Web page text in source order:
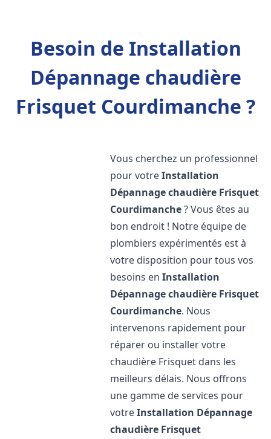
Besoin de Installation
Dépannage chaudière
Frisquet Courdimanche ?
Vous cherchez un professionnel
pour votreInstallation
Dépannage chaudière Frisquet
Courdimanche? Vous êtes au
bon endroit ! Notre équipe de
plombiers expérimentés est à
votre disposition pour tous vos
besoins enInstallation
Dépannage chaudière Frisquet
Courdimanche. Nous
intervenons rapidement pour
réparer ou installer votre
chaudière Frisquet dans les
meilleurs délais. Nous offrons
une gamme de services pour
votreInstallation Dépannage
chaudière Frisquet